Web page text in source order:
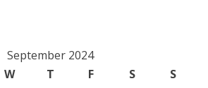
September 2024
W T F S
S